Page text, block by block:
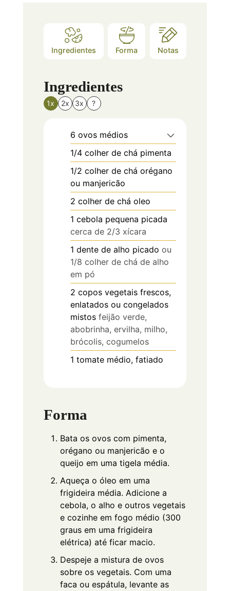
Ingredientes Forma Notas
Ingredientes
1x 2x 3x ?
6 ovos médios
1/4 colher de chá pimenta
1/2 colher de chá orégano
ou manjericão
2 colher de chá oleo
1 cebola pequena picada
cerca de 2/3 xícara
1 dente de alho picado ou
1/8 colher de chá de alho
em pó
2 copos vegetais frescos,
enlatados ou congelados
mistos feijão verde,
abobrinha, ervilha, milho,
brócolis, cogumelos
1 tomate médio, fatiado
Forma
Bata os ovos com pimenta,
orégano ou manjericão e o
queijo em uma tigela média.
Aqueça o óleo em uma
frigideira média. Adicione a
cebola, o alho e outros vegetais
e cozinhe em fogo médio (300
graus em uma frigideira
elétrica) até ficar macio.
Despeje a mistura de ovos
sobre os vegetais. Com uma
faca ou espátula, levante as